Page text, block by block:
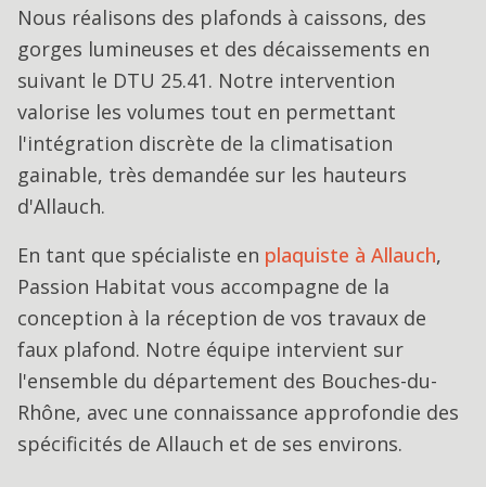
Nous réalisons des plafonds à caissons, des
gorges lumineuses et des décaissements en
suivant le DTU 25.41. Notre intervention
valorise les volumes tout en permettant
l'intégration discrète de la climatisation
gainable, très demandée sur les hauteurs
d'Allauch.
En tant que spécialiste en plaquiste à Allauch,
Passion Habitat vous accompagne de la
conception à la réception de vos travaux de
faux plafond. Notre équipe intervient sur
l'ensemble du département des Bouches-du-
Rhône, avec une connaissance approfondie des
spécificités de Allauch et de ses environs.